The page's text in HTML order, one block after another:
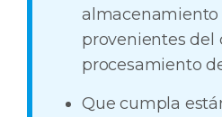
almacenamiento
provenientes del
procesamiento
Que cumpla